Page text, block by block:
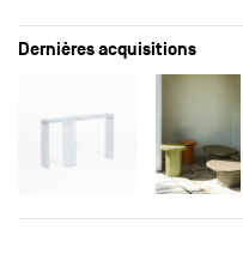
Dernières acquisitions